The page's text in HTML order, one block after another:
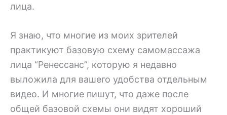
лица.
Я знаю, что многие из моих зрителей
практикуют базовую схему самомассажа
лица “Ренессанс”, которую я недавно
выложила для вашего удобства отдельным
видео. И многие пишут, что даже после
общей базовой схемы они видят хороший